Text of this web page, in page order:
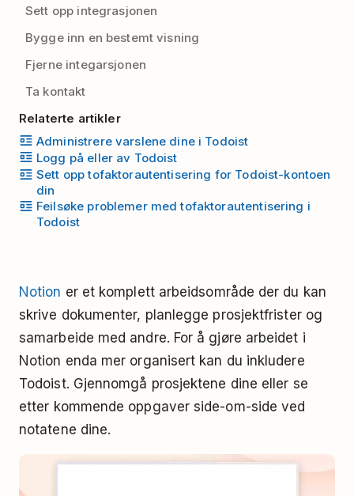
Sett opp integrasjonen
Bygge inn en bestemt visning
Fjerne integarsjonen
Ta kontakt
Relaterte artikler
Administrere varslene dine i Todoist
Logg på eller av Todoist
Sett opp tofaktorautentisering for Todoist-kontoen
din
Feilsøke problemer med tofaktorautentisering i
Todoist
Notion er et komplett arbeidsområde der du kan
skrive dokumenter, planlegge prosjektfrister og
samarbeide med andre. For å gjøre arbeidet i
Notion enda mer organisert kan du inkludere
Todoist. Gjennomgå prosjektene dine eller se
etter kommende oppgaver side-om-side ved
notatene dine.